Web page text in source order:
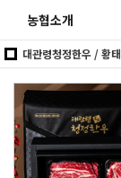
농협소개
대관령청정한우 / 황태